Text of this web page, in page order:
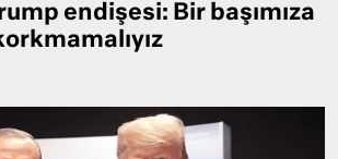
endişesi: Bir başımıza